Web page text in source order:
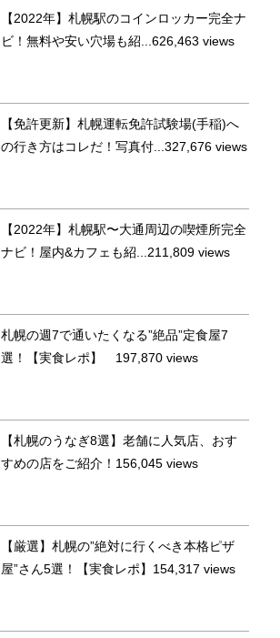
【2022年】札幌駅のコインロッカー完全ナ
ビ！無料や安い穴場も紹... 626,463 views
【免許更新】札幌運転免許試験場(手稲)へ
の行き方はコレだ！写真付... 327,676 views
【2022年】札幌駅〜大通周辺の喫煙所完全
ナビ！屋内&カフェも紹... 211,809 views
札幌の週7で通いたくなる”絶品”定食屋7
選！【実食レポ】 197,870 views
【札幌のうなぎ8選】老舗に人気店、おす
すめの店をご紹介！ 156,045 views
【厳選】札幌の”絶対に行くべき本格ピザ
屋”さん5選！【実食レポ】 154,317 views